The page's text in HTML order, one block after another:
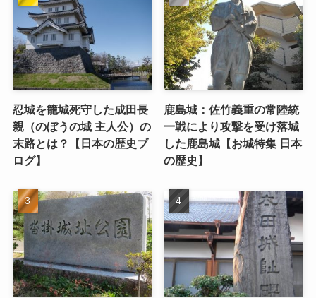
忍城を籠城死守した成田長
親（のぼうの城 主人公）の
末路とは？【日本の歴史ブ
ログ】
鹿島城：佐竹義重の常陸統
一戦により攻撃を受け落城
した鹿島城【お城特集 日本
の歴史】